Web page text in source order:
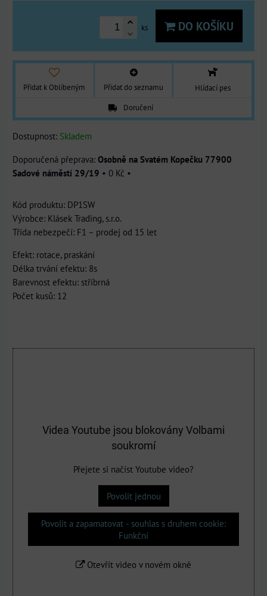
ks DO KOŠÍKU
Přidat k Oblíbeným Přidat do seznamu
Hlídací pes
Doručení
Dostupnost: Skladem
Osobně na Svatém Kopečku 77900
Sadové náměstí 29/19 • 0 Kč •
Kód produktu: DP1SW
Výrobce: Klásek Trading, s.r.o.
Třída nebezpečí: F1 – prodej od 15 let
Efekt: rotace, praskání
Délka trvání efektu: 8s
Barevnost efektu: stříbrná
Počet kusů: 12
Videa Youtube jsou blokovány Volbami
soukromí
Přejete si načíst Youtube video?
Povolit jednou
Povolit a zapamatovat - souhlas s druhem cookie:
Funkční
Otevřít video v novém okně